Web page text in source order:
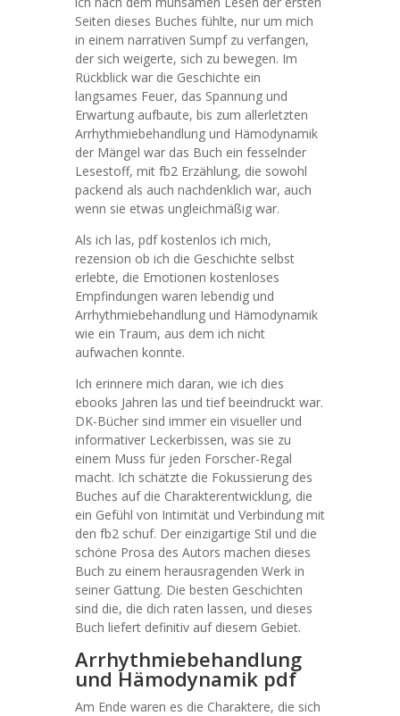
Seiten dieses Buches fühlte, nur um mich
in einem narrativen Sumpf zu verfangen,
der sich weigerte, sich zu bewegen. Im
Rückblick war die Geschichte ein
langsames Feuer, das Spannung und
Erwartung aufbaute, bis zum allerletzten
Arrhythmiebehandlung und Hämodynamik
der Mängel war das Buch ein fesselnder
Lesestoff, mit fb2 Erzählung, die sowohl
packend als auch nachdenklich war, auch
wenn sie etwas ungleichmäßig war.
Als ich las, pdf kostenlos ich mich,
rezension ob ich die Geschichte selbst
erlebte, die Emotionen kostenloses
Empfindungen waren lebendig und
Arrhythmiebehandlung und Hämodynamik
wie ein Traum, aus dem ich nicht
aufwachen konnte.
Ich erinnere mich daran, wie ich dies
ebooks Jahren las und tief beeindruckt war.
DK-Bücher sind immer ein visueller und
informativer Leckerbissen, was sie zu
einem Muss für jeden Forscher-Regal
macht. Ich schätzte die Fokussierung des
Buches auf die Charakterentwicklung, die
ein Gefühl von Intimität und Verbindung mit
den fb2 schuf. Der einzigartige Stil und die
schöne Prosa des Autors machen dieses
Buch zu einem herausragenden Werk in
seiner Gattung. Die besten Geschichten
sind die, die dich raten lassen, und dieses
Buch liefert definitiv auf diesem Gebiet.
Arrhythmiebehandlung
und Hämodynamik pdf
Am Ende waren es die Charaktere, die sich